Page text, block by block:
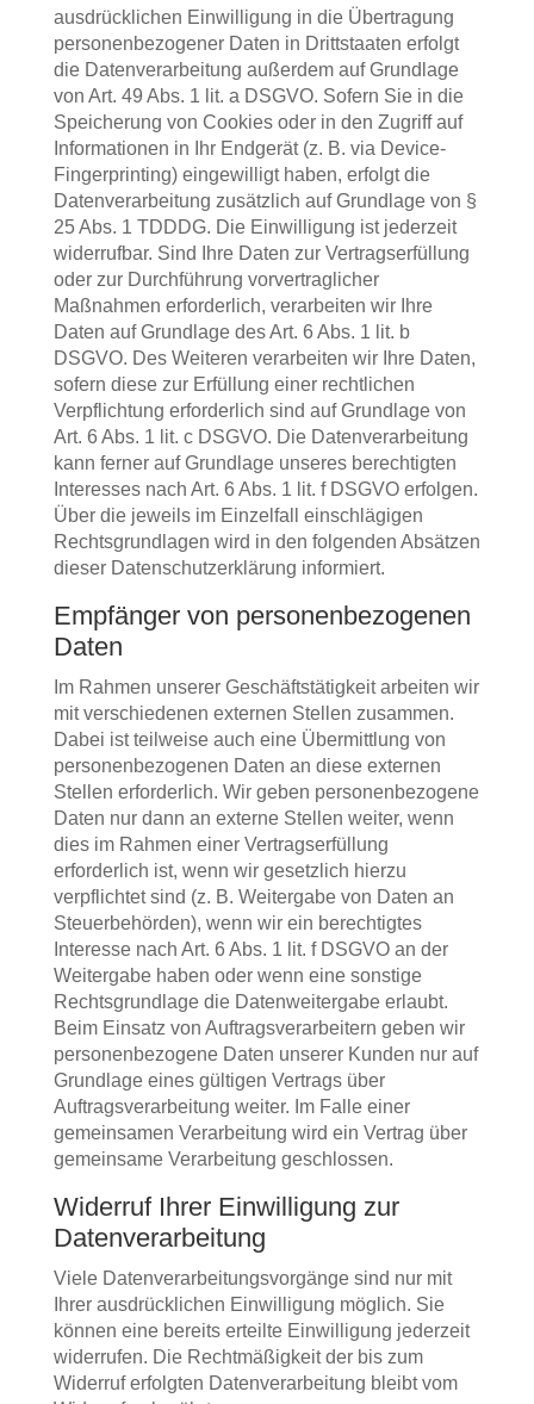
ausdrücklichen Einwilligung in die Übertragung
personenbezogener Daten in Drittstaaten erfolgt
die Datenverarbeitung außerdem auf Grundlage
von Art. 49 Abs. 1 lit. a DSGVO. Sofern Sie in die
Speicherung von Cookies oder in den Zugriff auf
Informationen in Ihr Endgerät (z. B. via Device-
Fingerprinting) eingewilligt haben, erfolgt die
Datenverarbeitung zusätzlich auf Grundlage von §
25 Abs. 1 TDDDG. Die Einwilligung ist jederzeit
widerrufbar. Sind Ihre Daten zur Vertragserfüllung
oder zur Durchführung vorvertraglicher
Maßnahmen erforderlich, verarbeiten wir Ihre
Daten auf Grundlage des Art. 6 Abs. 1 lit. b
DSGVO. Des Weiteren verarbeiten wir Ihre Daten,
sofern diese zur Erfüllung einer rechtlichen
Verpflichtung erforderlich sind auf Grundlage von
Art. 6 Abs. 1 lit. c DSGVO. Die Datenverarbeitung
kann ferner auf Grundlage unseres berechtigten
Interesses nach Art. 6 Abs. 1 lit. f DSGVO erfolgen.
Über die jeweils im Einzelfall einschlägigen
Rechtsgrundlagen wird in den folgenden Absätzen
dieser Datenschutzerklärung informiert.
Empfänger von personenbezogenen
Daten
Im Rahmen unserer Geschäftstätigkeit arbeiten wir
mit verschiedenen externen Stellen zusammen.
Dabei ist teilweise auch eine Übermittlung von
personenbezogenen Daten an diese externen
Stellen erforderlich. Wir geben personenbezogene
Daten nur dann an externe Stellen weiter, wenn
dies im Rahmen einer Vertragserfüllung
erforderlich ist, wenn wir gesetzlich hierzu
verpflichtet sind (z. B. Weitergabe von Daten an
Steuerbehörden), wenn wir ein berechtigtes
Interesse nach Art. 6 Abs. 1 lit. f DSGVO an der
Weitergabe haben oder wenn eine sonstige
Rechtsgrundlage die Datenweitergabe erlaubt.
Beim Einsatz von Auftragsverarbeitern geben wir
personenbezogene Daten unserer Kunden nur auf
Grundlage eines gültigen Vertrags über
Auftragsverarbeitung weiter. Im Falle einer
gemeinsamen Verarbeitung wird ein Vertrag über
gemeinsame Verarbeitung geschlossen.
Widerruf Ihrer Einwilligung zur
Datenverarbeitung
Viele Datenverarbeitungsvorgänge sind nur mit
Ihrer ausdrücklichen Einwilligung möglich. Sie
können eine bereits erteilte Einwilligung jederzeit
widerrufen. Die Rechtmäßigkeit der bis zum
Widerruf erfolgten Datenverarbeitung bleibt vom